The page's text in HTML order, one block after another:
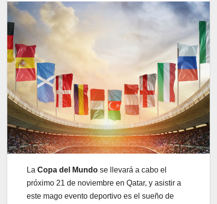
La Copa del Mundo se llevará a cabo el
próximo 21 de noviembre en Qatar, y asistir a
este mago evento deportivo es el sueño de